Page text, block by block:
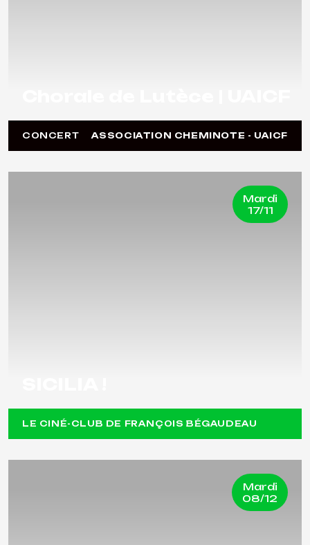
CONCERT ASSOCIATION CHEMINOTE - UAICF
Mardi
17/11
LE CINÉ-CLUB DE FRANÇOIS BÉGAUDEAU
Mardi
08/12